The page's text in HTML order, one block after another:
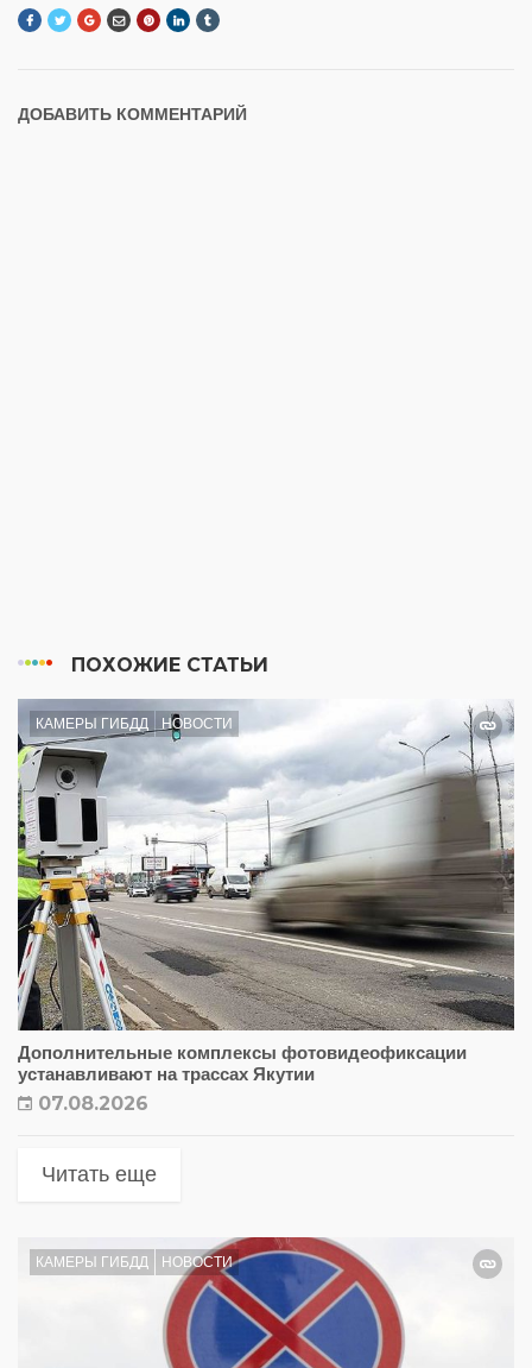
ДОБАВИТЬ КОММЕНТАРИЙ
ПОХОЖИЕ СТАТЬИ
КАМЕРЫ ГИБДД НОВОСТИ
Дополнительные комплексы фотовидеофиксации
устанавливают на трассах Якутии
07.08.2026
Читать еще
КАМЕРЫ ГИБДД НОВОСТИ